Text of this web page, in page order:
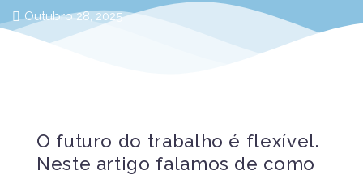
Outubro 28, 2025
O futuro do trabalho é
flexível. Neste artigo falamos